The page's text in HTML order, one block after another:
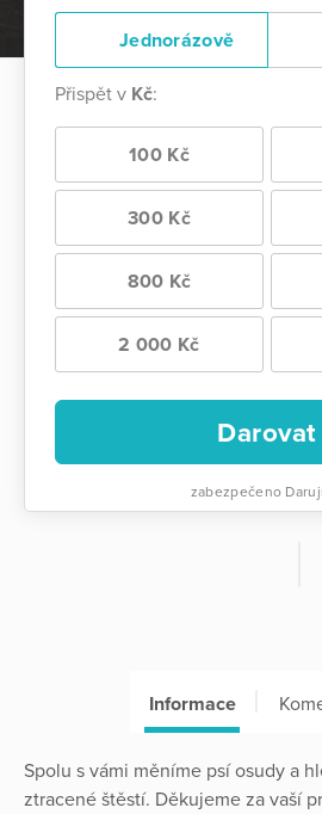
Jednorázově
Přispět v Kč:
100 Kč
300 Kč
800 Kč
2 000 Kč
Darovat
zabezpečeno
Informace
Spolu s vámi měníme psí osudy a
ztracené štěstí. Děkujeme za vaší